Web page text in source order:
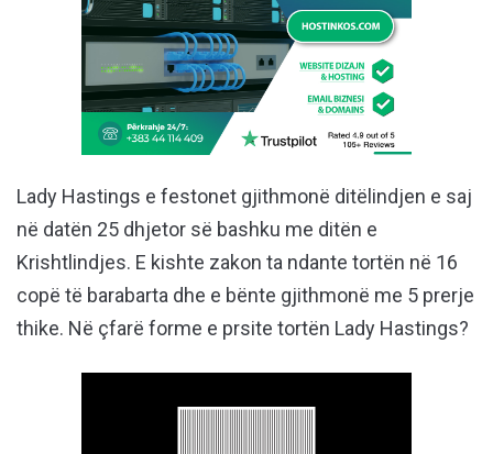
Lady Hastings e festonet gjithmonë ditëlindjen e saj
në datën 25 dhjetor së bashku me ditën e
Krishtlindjes. E kishte zakon ta ndante tortën në 16
copë të barabarta dhe e bënte gjithmonë me 5 prerje
thike. Në çfarë forme e prsite tortën Lady Hastings?